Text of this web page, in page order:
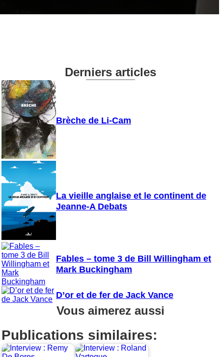
Derniers articles
Brèche de Li-Cam
La vieille anglaise et le continent de
Jeanne-A Debats
Fables – tome 3 de Bill Willingham et
Mark Buckingham
D’or et de fer de Jack Vance
Vous aimerez aussi
Publications similaires: